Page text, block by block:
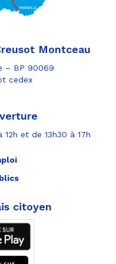
Montceau
– BP 90069
cedex
et de 13h30 à 17h
citoyen